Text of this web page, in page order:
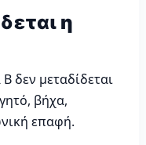
η
δεν μεταδίδεται
βήχα,
επαφή.